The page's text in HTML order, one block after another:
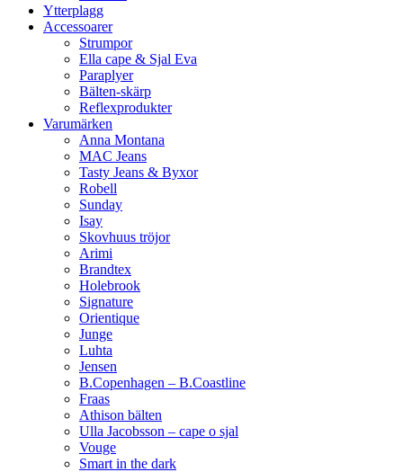
Ytterplagg
Accessoarer
Strumpor
Ella cape & Sjal Eva
Paraplyer
Bälten-skärp
Reflexprodukter
Varumärken
Anna Montana
MAC Jeans
Tasty Jeans & Byxor
Robell
Sunday
Isay
Skovhuus tröjor
Arimi
Brandtex
Holebrook
Signature
Orientique
Junge
Luhta
Jensen
B.Copenhagen – B.Coastline
Fraas
Athison bälten
Ulla Jacobsson – cape o sjal
Vouge
Smart in the dark